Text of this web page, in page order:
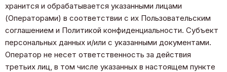
хранится и обрабатывается указанными лицами
(Операторами) в соответствии с их Пользовательским
соглашением и Политикой конфиденциальности. Субъект
персональных данных и/или с указанными документами.
Оператор не несет ответственность за действия
третьих лиц, в том числе указанных в настоящем пункте